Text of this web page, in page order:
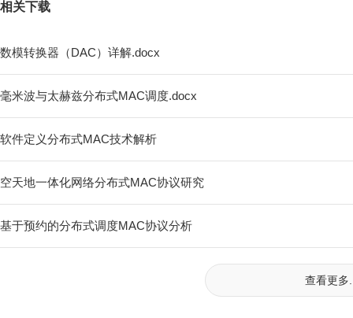
相关下载
数模转换器（DAC）详解.docx
毫米波与太赫兹分布式MAC调度.docx
软件定义分布式MAC技术解析
空天地一体化网络分布式MAC协议研究
基于预约的分布式调度MAC协议分析
查看更多